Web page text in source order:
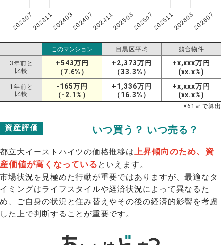
202307202311202403202407202411202503202507202511202603202607
このマンション 目黒区平均 競合物件
3年前と
比較
+543万円
（7.6%）
+2,373万円
（33.3%）
+x,xxx万円
(xx.x%)
1年前と
比較
-165万円
（-2.1%）
+1,336万円
（16.3%）
+x,xxx万円
(xx.x%)
※61 ㎡で算出
資産評価 いつ買う？ いつ売る？
都立大イーストハイツの価格推移は上昇傾向のため、資
産価値が高くなっている といえます。
市場状況を見極めた行動が重要ではありますが、最適なタ
イミングはライフスタイルや経済状況によって異なるた
め、ご自身の状況と住み替えやその後の経済的影響を考慮
した上で判断することが重要です。